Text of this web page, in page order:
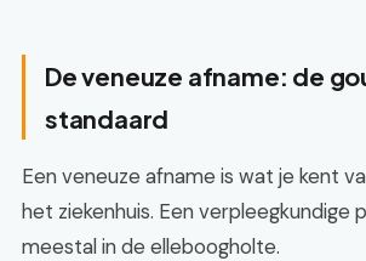
De veneuze afname: de
standaard
Een veneuze afname is wat je kent
het ziekenhuis. Een verpleegkundige
meestal in de elleboogholte.